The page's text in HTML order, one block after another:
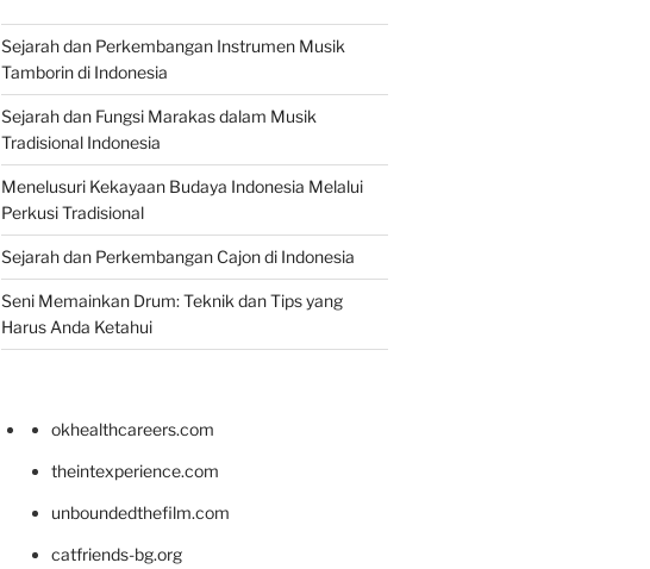
Sejarah dan Perkembangan Instrumen Musik
Tamborin di Indonesia
Sejarah dan Fungsi Marakas dalam Musik
Tradisional Indonesia
Menelusuri Kekayaan Budaya Indonesia Melalui
Perkusi Tradisional
Sejarah dan Perkembangan Cajon di Indonesia
Seni Memainkan Drum: Teknik dan Tips yang
Harus Anda Ketahui
okhealthcareers.com
theintexperience.com
unboundedthefilm.com
catfriends-bg.org